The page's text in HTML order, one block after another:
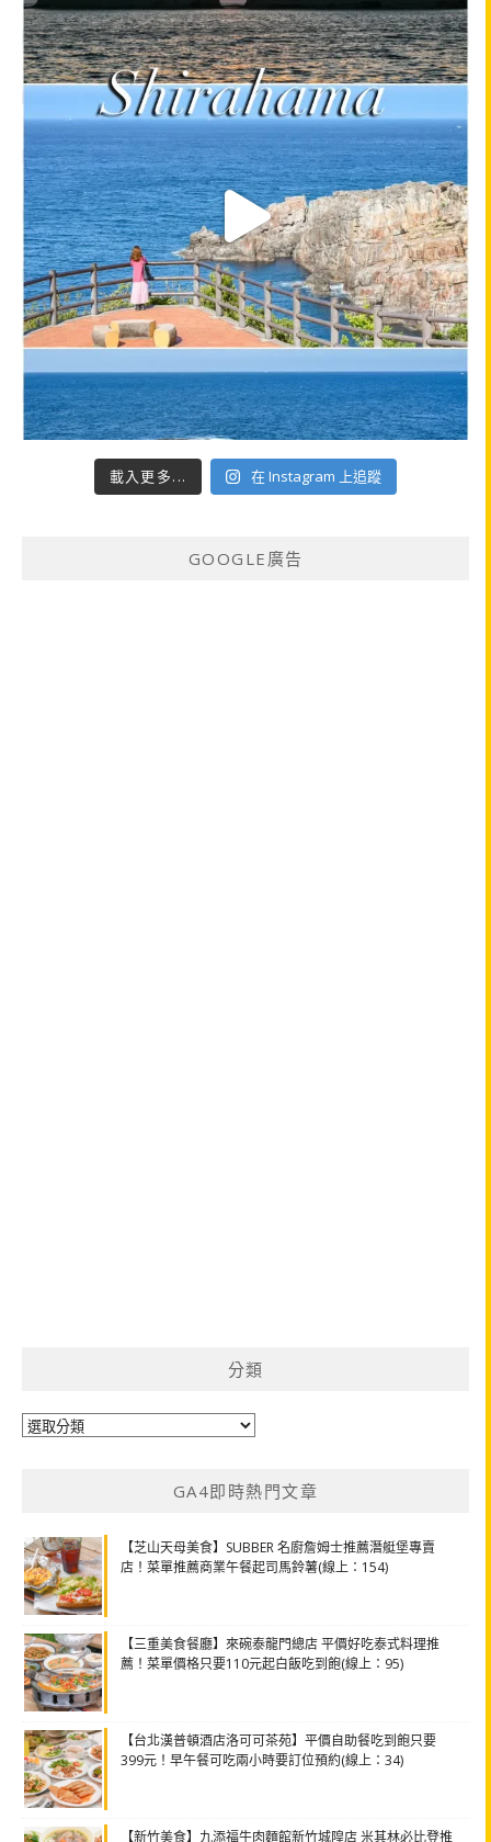
載入更多... 在 Instagram 上追蹤
GOOGLE廣告
分類
分
GA4即時熱門文章
【芝山天母美食】SUBBER 名廚詹姆士推薦潛艇堡專賣
店！菜單推薦商業午餐起司馬鈴薯(線上：154)
【三重美食餐廳】來碗泰龍門總店 平價好吃泰式料理推
薦！菜單價格只要110元起白飯吃到飽(線上：95)
【台北漢普頓酒店洛可可茶苑】平價自助餐吃到飽只要
399元！早午餐可吃兩小時要訂位預約(線上：34)
【新竹美食】九添福牛肉麵館新竹城隍店 米其林必比登推